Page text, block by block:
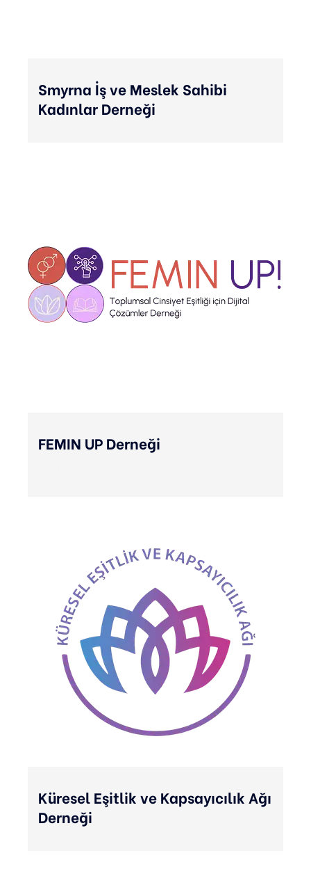
Smyrna İş ve Meslek Sahibi
Kadınlar Derneği
FEMIN UP Derneği
Küresel Eşitlik ve Kapsayıcılık Ağı
Derneği